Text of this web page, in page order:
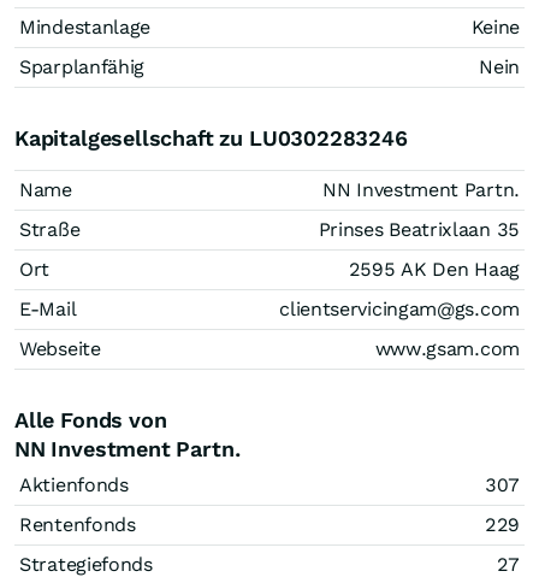
Mindestanlage
Keine
Sparplanfähig
Nein
Kapitalgesellschaft zu LU0302283246
Name
NN Investment Partn.
Straße
Prinses Beatrixlaan 35
Ort
2595 AK Den Haag
E-Mail
clientservicingam@gs.com
Webseite
www.gsam.com
Alle Fonds von
NN Investment Partn.
Aktienfonds
307
Rentenfonds
229
Strategiefonds
27